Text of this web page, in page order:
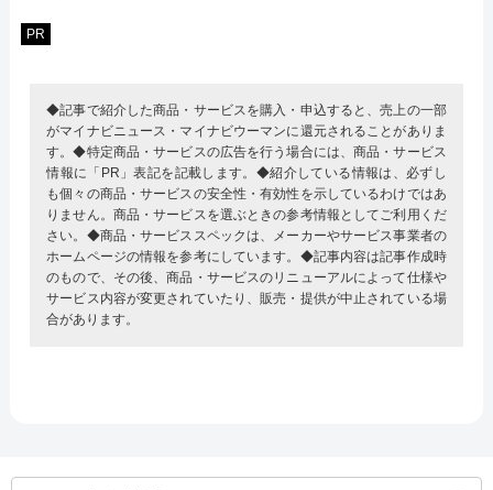
PR
◆記事で紹介した商品・サービスを購入・申込すると、売上の一部
がマイナビニュース・マイナビウーマンに還元されることがありま
す。◆特定商品・サービスの広告を行う場合には、商品・サービス
情報に「PR」表記を記載します。◆紹介している情報は、必ずし
も個々の商品・サービスの安全性・有効性を示しているわけではあ
りません。商品・サービスを選ぶときの参考情報としてご利用くだ
さい。◆商品・サービススペックは、メーカーやサービス事業者の
ホームページの情報を参考にしています。◆記事内容は記事作成時
のもので、その後、商品・サービスのリニューアルによって仕様や
サービス内容が変更されていたり、販売・提供が中止されている場
合があります。